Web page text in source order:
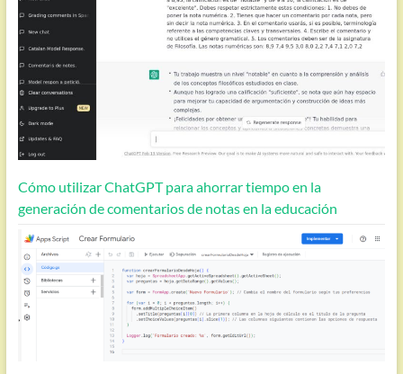
Cómo utilizar ChatGPT para ahorrar tiempo en la
generación de comentarios de notas en la educación